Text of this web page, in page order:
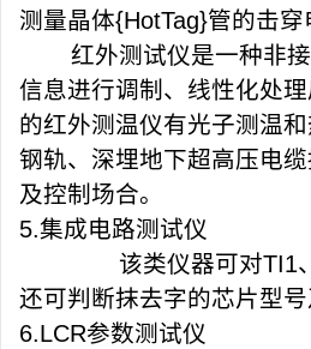
测量晶体{HotTag}管的击
红外测试仪是一种非
信息进行调制、线性化处
的红外测温仪有光子测温
钢轨、深埋地下超高压电
及控制场合。
5.集成电路测试仪
该类仪器可对TI1、
还可判断抹去字的芯片型
6.LCR参数测试仪